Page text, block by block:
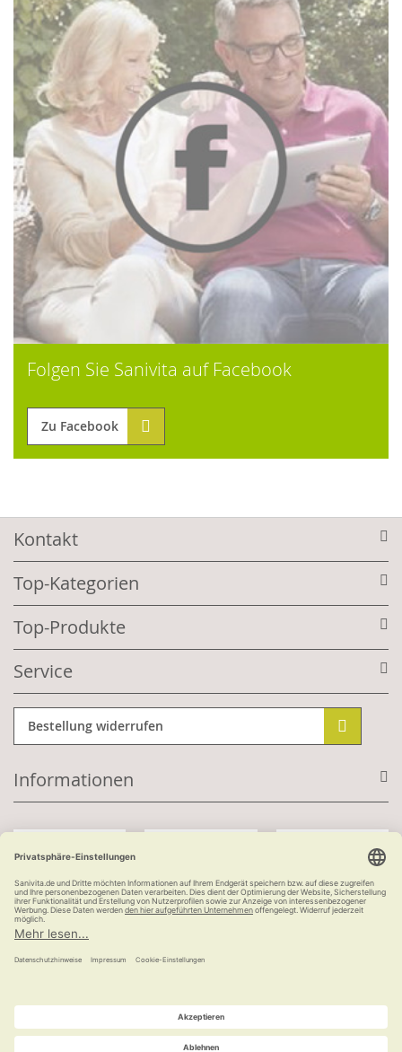
Folgen Sie Sanivita auf Facebook
Zu Facebook
Kontakt
Top-Kategorien
Top-Produkte
Service
Bestellung widerrufen
Informationen
Kauf auf Rechnung
versandkostenfrei